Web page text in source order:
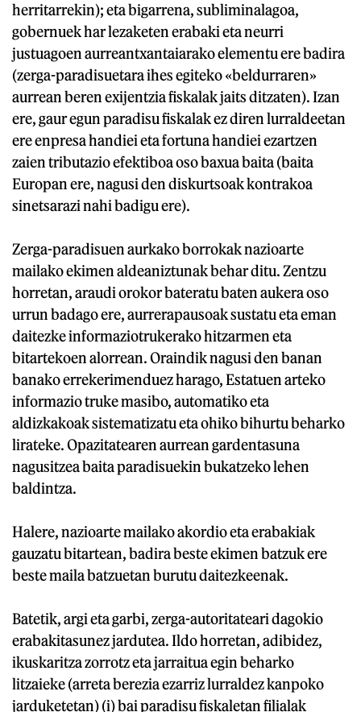
herritarrekin); eta bigarrena, subliminalagoa,
gobernuek har lezaketen erabaki eta neurri
justuagoen aurreantxantaiarako elementu ere badira
(zerga-paradisuetara ihes egiteko «beldurraren»
aurrean beren exijentzia fiskalak jaits ditzaten). Izan
ere, gaur egun paradisu fiskalak ez diren lurraldeetan
ere enpresa handiei eta fortuna handiei ezartzen
zaien tributazio efektiboa oso baxua baita (baita
Europan ere, nagusi den diskurtsoak kontrakoa
sinetsarazi nahi badigu ere).
Zerga-paradisuen aurkako borrokak nazioarte
mailako ekimen aldeaniztunak behar ditu. Zentzu
horretan, araudi orokor bateratu baten aukera oso
urrun badago ere, aurrerapausoak sustatu eta eman
daitezke informaziotrukerako hitzarmen eta
bitartekoen alorrean. Oraindik nagusi den banan
banako errekerimenduez harago, Estatuen arteko
informazio truke masibo, automatiko eta
aldizkakoak sistematizatu eta ohiko bihurtu beharko
lirateke. Opazitatearen aurrean gardentasuna
nagusitzea baita paradisuekin bukatzeko lehen
baldintza.
Halere, nazioarte mailako akordio eta erabakiak
gauzatu bitartean, badira beste ekimen batzuk ere
beste maila batzuetan burutu daitezkeenak.
Batetik, argi eta garbi, zerga-autoritateari dagokio
erabakitasunez jardutea. Ildo horretan, adibidez,
ikuskaritza zorrotz eta jarraitua egin beharko
litzaieke (arreta berezia ezarriz lurraldez kanpoko
jarduketetan) (i) bai paradisu fiskaletan filialak